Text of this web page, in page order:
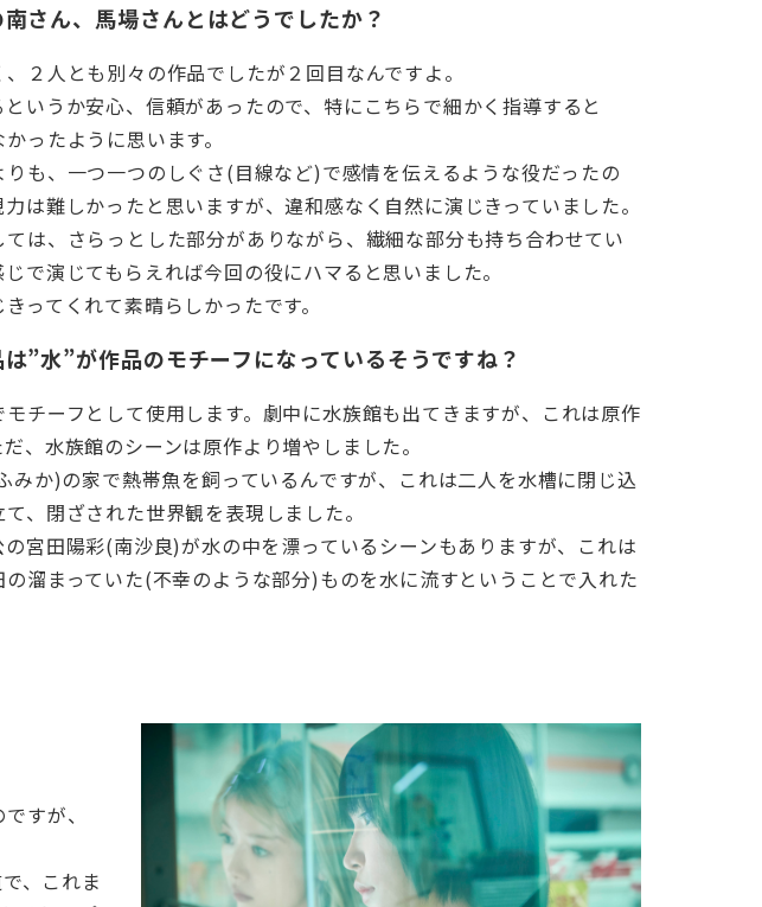
さん、馬場さんとはどうでしたか？
２人とも別々の作品でしたが２回目なんですよ。
いうか安心、信頼があったので、特にこちらで細かく指導すると
ったように思います。
も、一つ一つのしぐさ(目線など)で感情を伝えるような役だったの
は難しかったと思いますが、違和感なく自然に演じきっていました。
ては、さらっとした部分がありながら、繊細な部分も持ち合わせてい
で演じてもらえれば今回の役にハマると思いました。
ってくれて素晴らしかったです。
”水”が作品のモチーフになっているそうですね？
チーフとして使用します。劇中に水族館も出てきますが、これは原作
、水族館のシーンは原作より増やしました。
みか)の家で熱帯魚を飼っているんですが、これは二人を水槽に閉じ込
、閉ざされた世界観を表現しました。
宮田陽彩(南沙良)が水の中を漂っているシーンもありますが、これは
溜まっていた(不幸のような部分)ものを水に流すということで入れた
すが、
、これま